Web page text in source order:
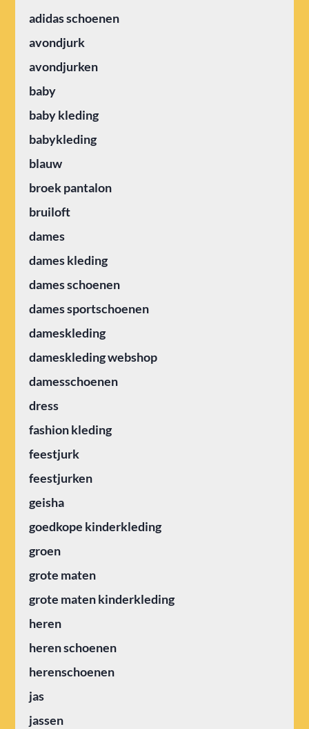
adidas schoenen
avondjurk
avondjurken
baby
baby kleding
babykleding
blauw
broek pantalon
bruiloft
dames
dames kleding
dames schoenen
dames sportschoenen
dameskleding
dameskleding webshop
damesschoenen
dress
fashion kleding
feestjurk
feestjurken
geisha
goedkope kinderkleding
groen
grote maten
grote maten kinderkleding
heren
heren schoenen
herenschoenen
jas
jassen